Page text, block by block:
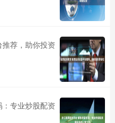
荐，助你投资
专业炒股配资